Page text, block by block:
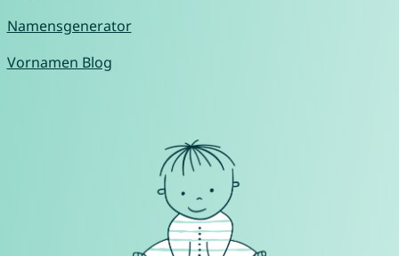
Namensgenerator
Vornamen Blog